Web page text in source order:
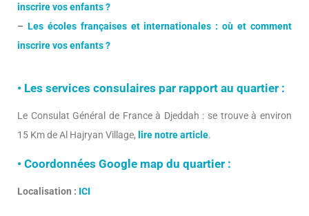
inscrire vos enfants ?
– Les écoles françaises et internationales : où et comment
inscrire vos enfants ?
• Les services consulaires par rapport au quartier :
Le Consulat Général de France à Djeddah : se trouve à environ
15 Km de Al Hajryan Village, lire notre article.
• Coordonnées Google map du quartier :
Localisation : ICI